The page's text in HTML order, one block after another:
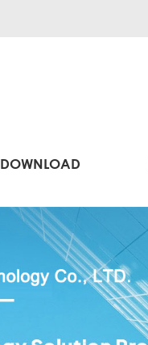
DOWNLOAD